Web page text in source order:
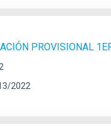
PROVISIONAL
2022